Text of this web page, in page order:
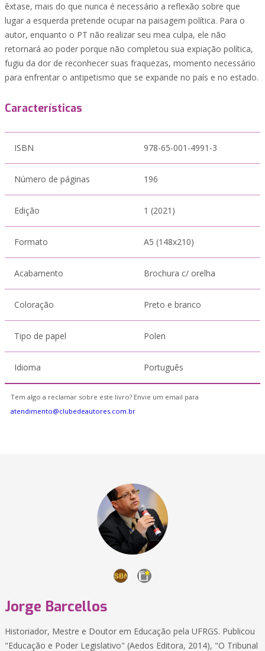
êxtase, mais do que nunca é necessário a reflexão sobre que
lugar a esquerda pretende ocupar na paisagem política. Para o
autor, enquanto o PT não realizar seu mea culpa, ele não
retornará ao poder porque não completou sua expiação política,
fugiu da dor de reconhecer suas fraquezas, momento necessário
para enfrentar o antipetismo que se expande no país e no estado.
Características
ISBN 978-65-001-4991-3
Número de páginas 196
Edição 1 (2021)
Formato A5 (148x210)
Acabamento Brochura c/ orelha
Coloração Preto e branco
Tipo de papel Polen
Idioma Português
Tem algo a reclamar sobre este livro? Envie um email para
atendimento@clubedeautores.com.br
Jorge Barcellos
Historiador, Mestre e Doutor em Educação pela UFRGS. Publicou
"Educação e Poder Legislativo" (Aedos Editora, 2014), "O Tribunal